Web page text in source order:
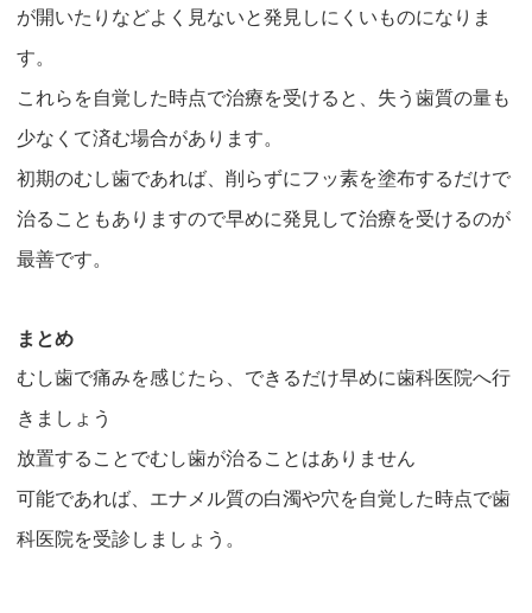
が開いたりなどよく見ないと発見しにくいものになりま
す。
これらを自覚した時点で治療を受けると、失う歯質の量も
少なくて済む場合があります。
初期のむし歯であれば、削らずにフッ素を塗布するだけで
治ることもありますので早めに発見して治療を受けるのが
最善です。
まとめ
むし歯で痛みを感じたら、できるだけ早めに歯科医院へ行
きましょう
放置することでむし歯が治ることはありません
可能であれば、エナメル質の白濁や穴を自覚した時点で歯
科医院を受診しましょう。